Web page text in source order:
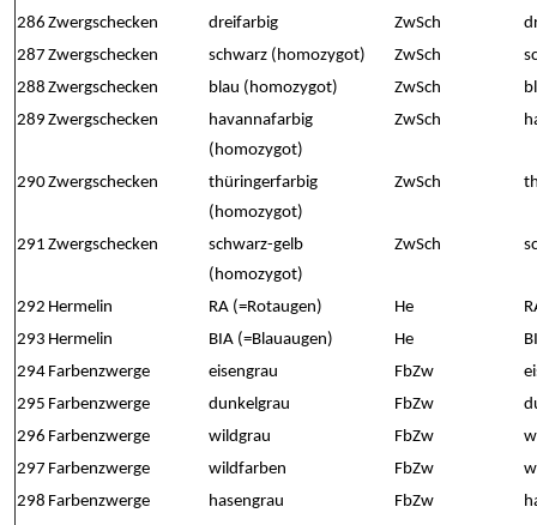
286 Zwergschecken dreifarbig ZwSch
287 Zwergschecken schwarz (homozygot) ZwSch
288 Zwergschecken blau (homozygot) ZwSch
289 Zwergschecken
havannafarbig
(homozygot)
ZwSch
290Zwergschecken
thüringerfarbig
(homozygot)
ZwSch
291 Zwergschecken
schwarz-gelb
(homozygot)
ZwSch
292 Hermelin RA (=Rotaugen) He
293 Hermelin BIA (=Blauaugen) He
294 Farbenzwerge eisengrau FbZw
295 Farbenzwerge dunkelgrau FbZw
296 Farbenzwerge wildgrau FbZw
297 Farbenzwerge wildfarben FbZw
298 Farbenzwerge hasengrau FbZw